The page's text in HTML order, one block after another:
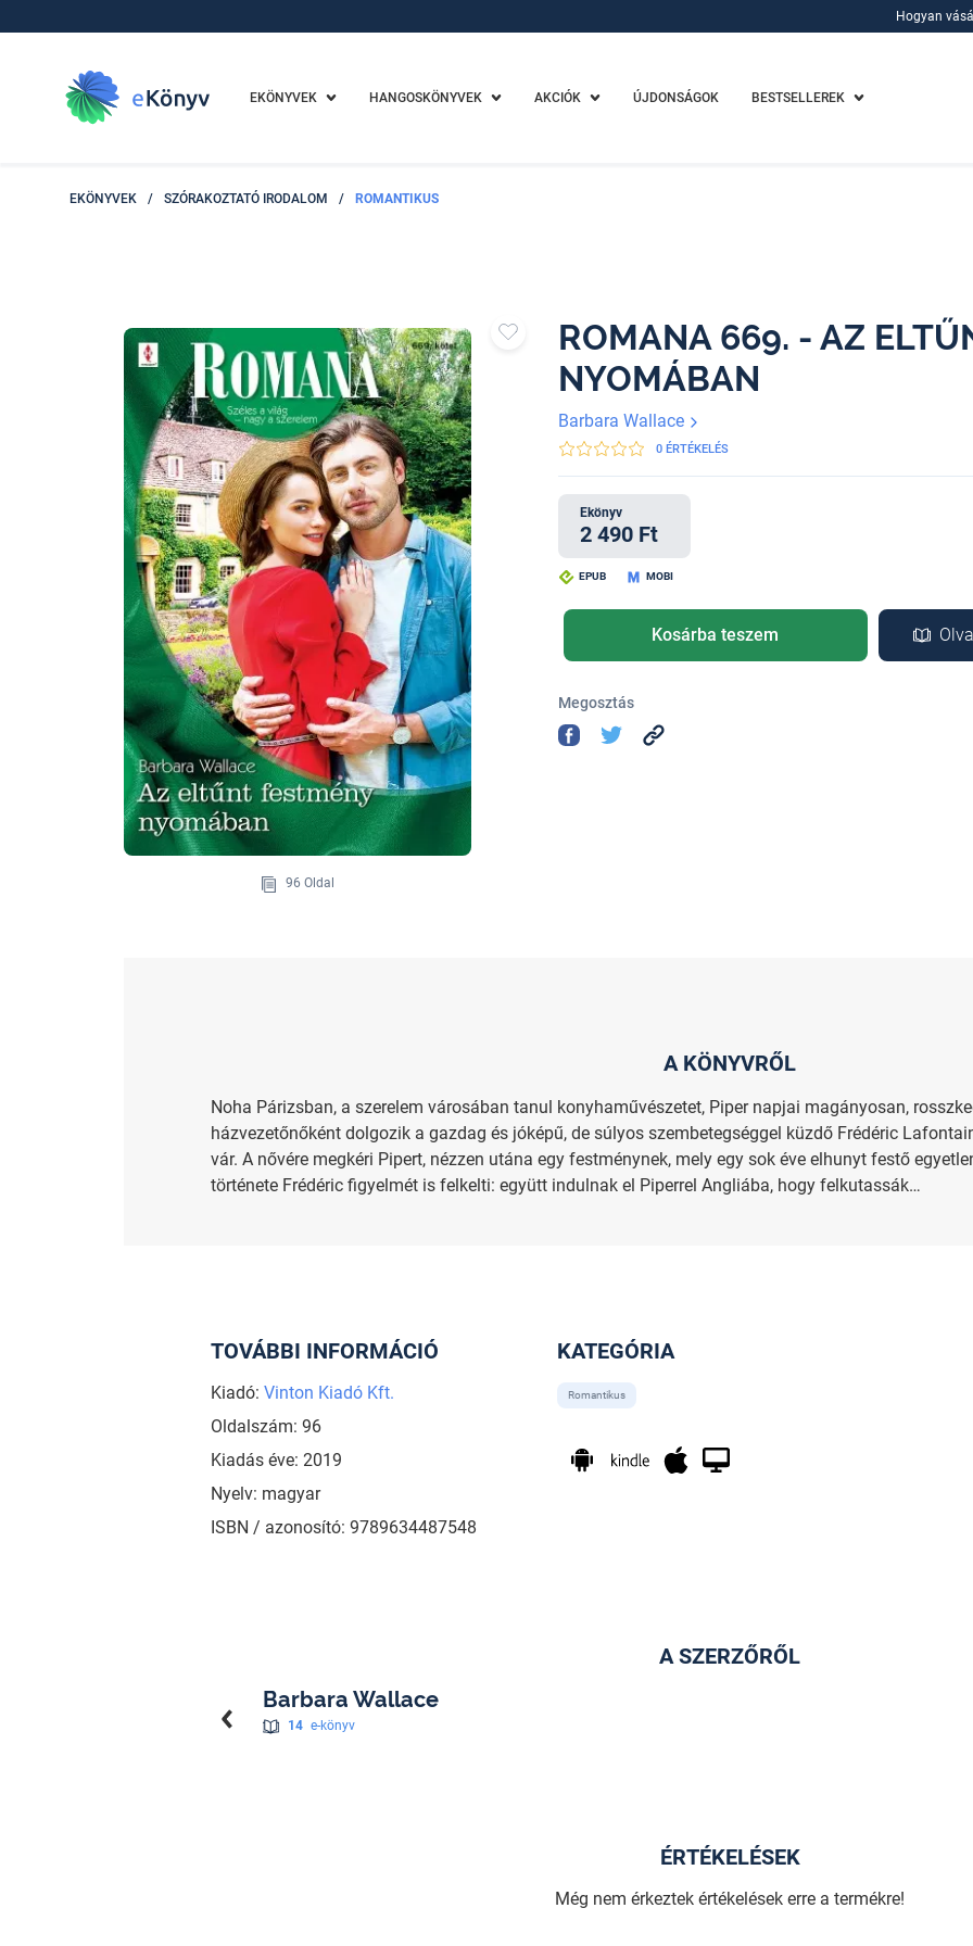
Hogyan
EKÖNYVEK HANGOSKÖNYVEK AKCIÓK ÚJDONSÁGOK BESTSELLEREK
EKÖNYVEK / SZÓRAKOZTATÓ IRODALOM / ROMANTIKUS
96 Oldal
ROMANA 669. - AZ
NYOMÁBAN
Barbara Wallace
0 ÉRTÉKELÉS
Ekönyv
2 490 Ft
EPUB MOBI
Kosárba teszem
Megosztás
A KÖNYVRŐL
Noha Párizsban, a szerelem városában tanul konyhaművészetet, Piper napjai magányosan,
házvezetőnőként dolgozik a gazdag és jóképű, de súlyos szembetegséggel küzdő Frédéric
vár. A nővére megkéri Pipert, nézzen utána egy festménynek, mely egy sok éve elhunyt festő
története Frédéric figyelmét is felkelti: együtt indulnak el Piperrel Angliába, hogy felkutassák…
TOVÁBBI INFORMÁCIÓ
Kiadó: Vinton Kiadó Kft.
Oldalszám: 96
Kiadás éve: 2019
Nyelv: magyar
ISBN / azonosító: 9789634487548
KATEGÓRIA
Romantikus
A SZERZŐRŐL
Barbara Wallace
14 e-könyv
ÉRTÉKELÉSEK
Még nem érkeztek értékelések erre a termékre!